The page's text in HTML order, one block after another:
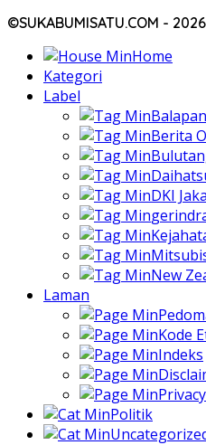
©SUKABUMISATU.COM - 2026
Home
Kategori
Label
Balapan
Berita
DKI
New
Laman
Kode
Indeks
Politik